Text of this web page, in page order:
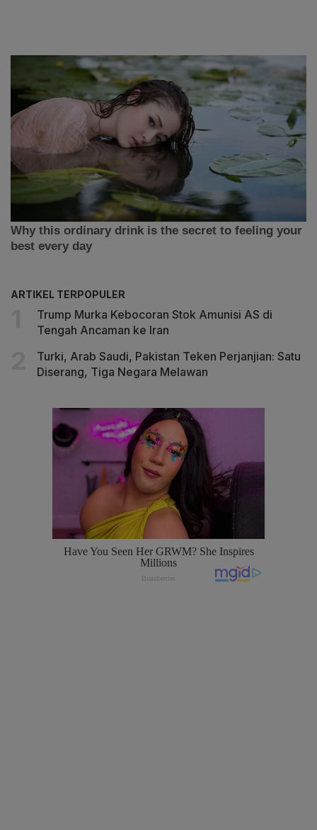
ARTIKEL TERPOPULER
Trump Murka Kebocoran Stok Amunisi AS di
Tengah Ancaman ke Iran
Turki, Arab Saudi, Pakistan Teken Perjanjian: Satu
Diserang, Tiga Negara Melawan